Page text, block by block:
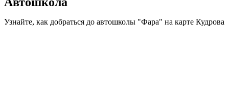
Узнайте, как добраться до автошколы "Фара" на карте Кудрова